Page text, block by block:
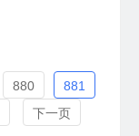
880
881
下一页